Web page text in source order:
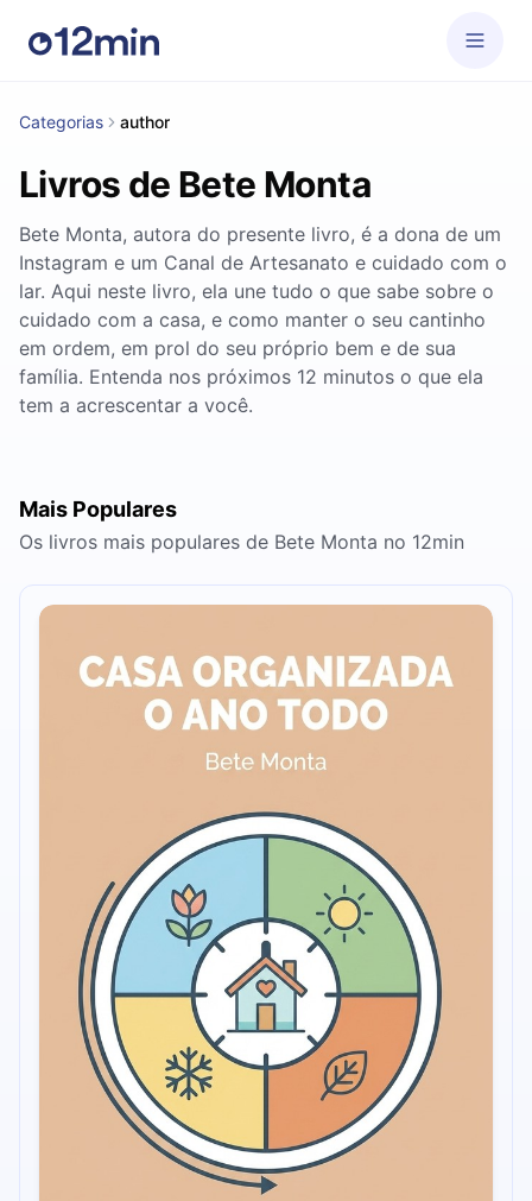
Categorias author
Livros de Bete Monta
Bete Monta, autora do presente livro, é a dona de um
Instagram e um Canal de Artesanato e cuidado com o
lar. Aqui neste livro, ela une tudo o que sabe sobre o
cuidado com a casa, e como manter o seu cantinho
em ordem, em prol do seu próprio bem e de sua
família. Entenda nos próximos 12 minutos o que ela
tem a acrescentar a você.
Mais Populares
Os livros mais populares de Bete Monta no 12min